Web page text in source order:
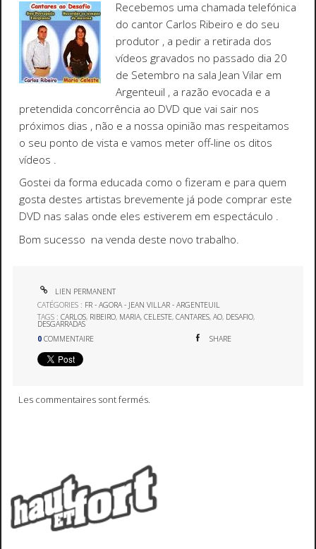
Recebemos uma chamada telefónica
do cantor Carlos Ribeiro e do seu
produtor , a pedir a retirada dos
vídeos gravados no passado dia 20
de Setembro na sala Jean Vilar em
Argenteuil , a razão evocada e a
pretendida concorrência ao DVD que vai sair nos
próximos dias , não e a nossa opinião mas respeitamos
o seu ponto de vista e vamos meter off-line os ditos
vídeos .
Gostei da forma educada como o fizeram e para quem
gosta destes artistas brevemente já pode comprar este
DVD nas salas onde eles estiverem em espectáculo .
Bom sucesso na venda deste novo trabalho.
LIEN PERMANENT
CATÉGORIES : FR - AGORA - JEAN VILLAR - ARGENTEUIL
TAGS :CARLOS, RIBEIRO, MARIA,CELESTE,CANTARES,AO, DESAFIO,
DESGARRADAS
0 COMMENTAIRE SHARE
Les commentaires sont fermés.